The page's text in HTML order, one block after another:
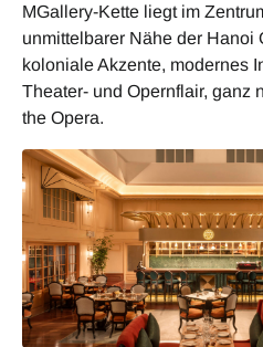
MGallery-Kette liegt im
unmittelbarer Nähe der Hanoi
koloniale Akzente, modernes
Theater- und Opernflair, ganz
the Opera.